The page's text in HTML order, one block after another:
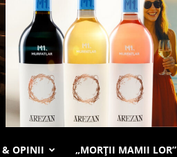
& OPINII „MORȚII MAMII LOR”